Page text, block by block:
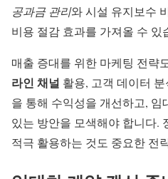
공과금 관리와 시설 유지보수
비용 절감 효과를 가져올 수 있
매출 증대를 위한 마케팅 전략
라인 채널 활용, 고객 데이터
을 통해 수익성을 개선하고,
있는 방안을 모색해야 합니다.
적극 활용하는 것도 중요한 전